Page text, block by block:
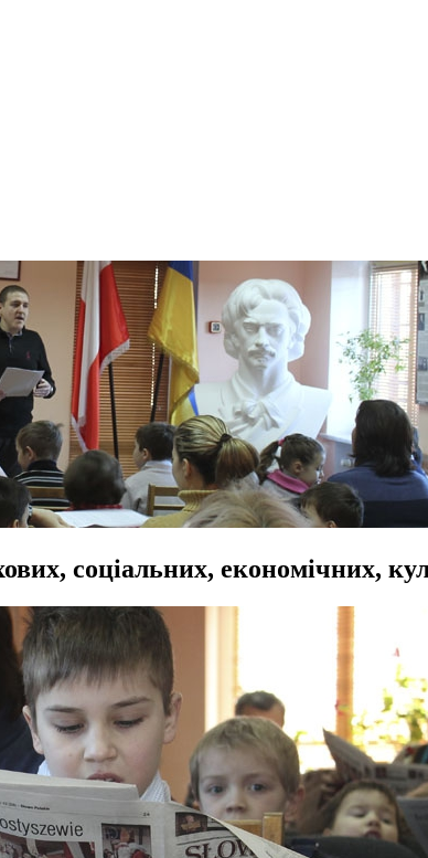
соціальних, економічних,